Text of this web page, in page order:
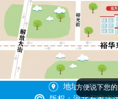
地址：石家庄
方便说下您